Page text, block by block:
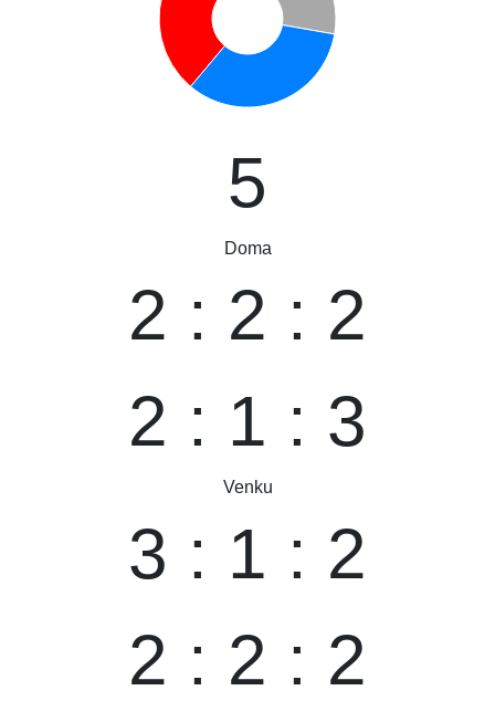
5
Doma
2 : 2 : 2
2 : 1 : 3
Venku
3 : 1 : 2
2 : 2 : 2